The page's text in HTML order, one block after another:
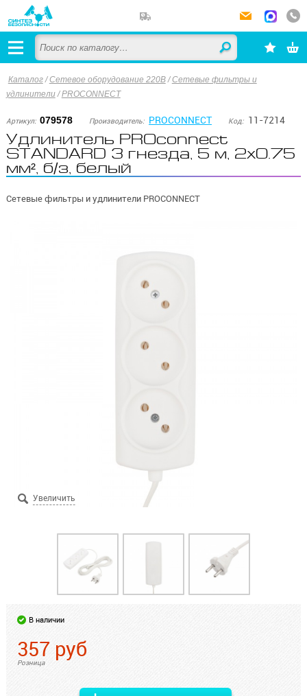
Каталог/Сетевое оборудование 220В /Сетевые фильтры и
удлинители /PROCONNECT
Артикул: 079578 Производитель: PROCONNECT Код: 11-7214
Удлинитель PROconnect
STANDARD 3 гнезда, 5 м, 2х0.75
мм², б/з, белый
Сетевые фильтры и удлинители PROCONNECT
В наличии
357 руб
Розница